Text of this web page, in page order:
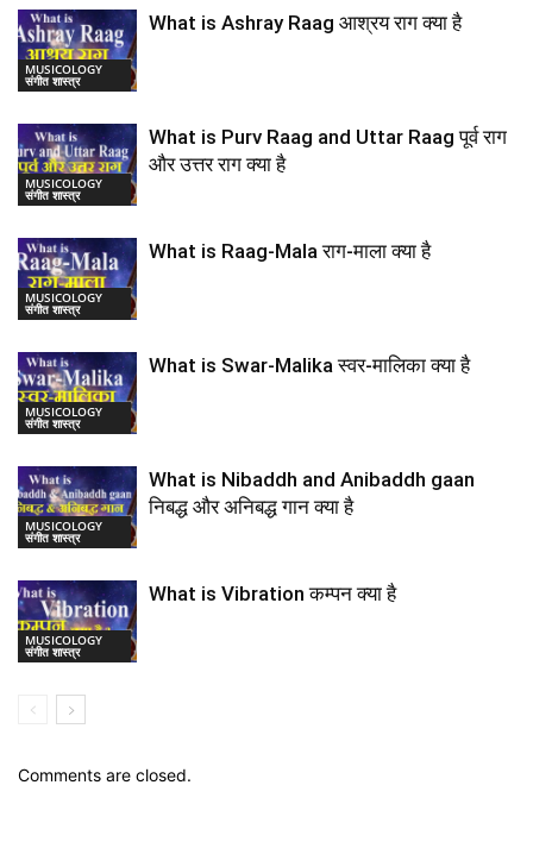
MUSICOLOGY
संगीत शास्त्र
What is Ashray Raag आश्रय राग क्या है
MUSICOLOGY
संगीत शास्त्र
What is Purv Raag and Uttar Raag पूर्व राग
और उत्तर राग क्या है
MUSICOLOGY
संगीत शास्त्र
What is Raag-Mala राग-माला क्या है
MUSICOLOGY
संगीत शास्त्र
What is Swar-Malika स्वर-मालिका क्या है
MUSICOLOGY
संगीत शास्त्र
What is Nibaddh and Anibaddh gaan
निबद्ध और अनिबद्ध गान क्या है
MUSICOLOGY
संगीत शास्त्र
What is Vibration कम्पन क्या है
Comments are closed.